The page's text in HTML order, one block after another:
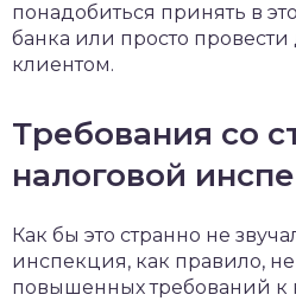
понадобиться принять в
банка или просто провести
клиентом.
Требования со
налоговой
Как бы это странно не
инспекция, как правило,
повышенных требований